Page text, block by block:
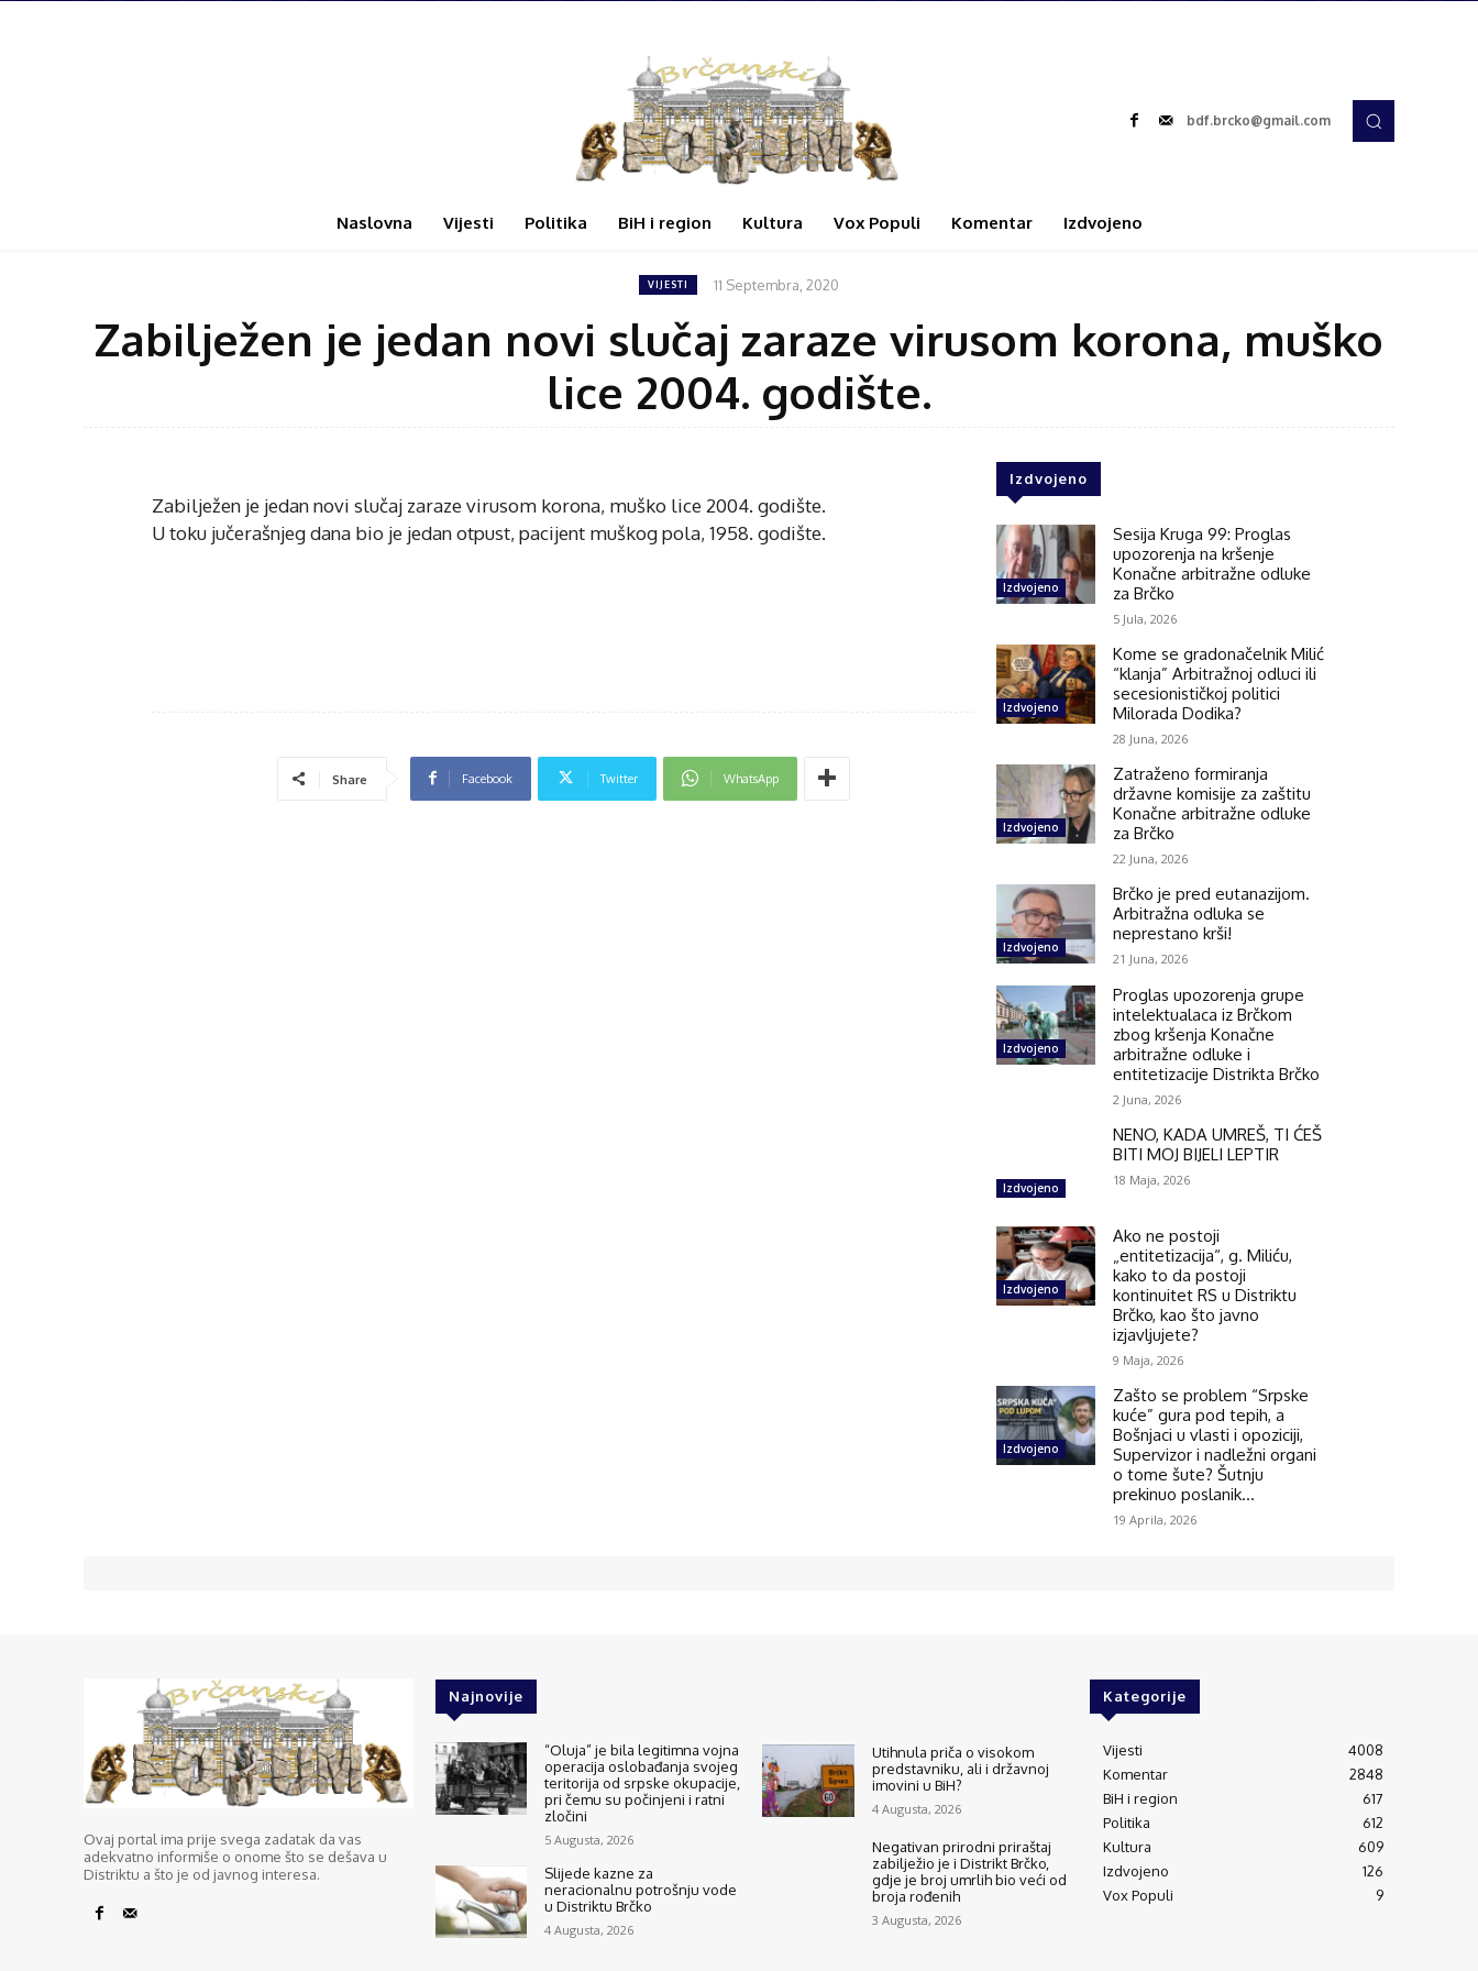
bdf.brcko@gmail.com
Naslovna Vijesti Politika BiH i region Kultura Vox Populi Komentar Izdvojeno
VIJESTI 11 Septembra, 2020
Zabilježen je jedan novi slučaj zaraze virusom korona, muško
lice 2004. godište.
Zabilježen je jedan novi slučaj zaraze virusom korona, muško lice 2004. godište.
U toku jučerašnjeg dana bio je jedan otpust, pacijent muškog pola, 1958. godište.
Share Facebook Twitter WhatsApp
Izdvojeno
Izdvojeno
Sesija Kruga 99: Proglas
upozorenja na kršenje
Konačne arbitražne odluke
za Brčko
5 Jula, 2026
Izdvojeno
Kome se gradonačelnik Milić
“klanja” Arbitražnoj odluci ili
secesionističkoj politici
Milorada Dodika?
28 Juna, 2026
Izdvojeno
Zatraženo formiranja
državne komisije za zaštitu
Konačne arbitražne odluke
za Brčko
22 Juna, 2026
Izdvojeno
Brčko je pred eutanazijom.
Arbitražna odluka se
neprestano krši!
21 Juna, 2026
Izdvojeno
Proglas upozorenja grupe
intelektualaca iz Brčkom
zbog kršenja Konačne
arbitražne odluke i
entitetizacije Distrikta Brčko
2 Juna, 2026
Izdvojeno
NENO, KADA UMREŠ, TI ĆEŠ
BITI MOJ BIJELI LEPTIR
18 Maja, 2026
Izdvojeno
Ako ne postoji
„entitetizacija“, g. Miliću,
kako to da postoji
kontinuitet RS u Distriktu
Brčko, kao što javno
izjavljujete?
9 Maja, 2026
Izdvojeno
Zašto se problem “Srpske
kuće” gura pod tepih, a
Bošnjaci u vlasti i opoziciji,
Supervizor i nadležni organi
o tome šute? Šutnju
prekinuo poslanik...
19 Aprila, 2026
Ovaj portal ima prije svega zadatak da vas
adekvatno informiše o onome što se dešava u
Distriktu a što je od javnog interesa.
Najnovije
“Oluja” je bila legitimna vojna
operacija oslobađanja svojeg
teritorija od srpske okupacije,
pri čemu su počinjeni i ratni
zločini
5 Augusta, 2026
Slijede kazne za
neracionalnu potrošnju vode
u Distriktu Brčko
4 Augusta, 2026
Utihnula priča o visokom
predstavniku, ali i državnoj
imovini u BiH?
4 Augusta, 2026
Negativan prirodni priraštaj
zabilježio je i Distrikt Brčko,
gdje je broj umrlih bio veći od
broja rođenih
3 Augusta, 2026
Kategorije
Vijesti
4008
Komentar
2848
BiH i region
617
Politika
612
Kultura
609
Izdvojeno
126
Vox Populi
9